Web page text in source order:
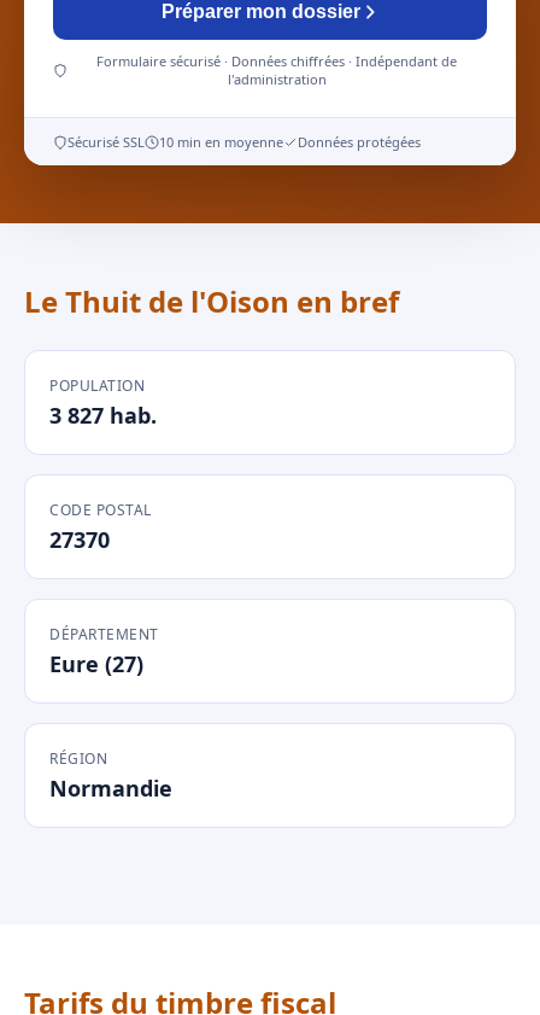
Préparer mon dossier
Formulaire sécurisé · Données chiffrées · Indépendant de
l'administration
Sécurisé SSL 10 min en moyenne Données protégées
Le Thuit de l'Oison en bref
POPULATION
3 827 hab.
CODE POSTAL
27370
DÉPARTEMENT
Eure (27)
RÉGION
Normandie
Tarifs du timbre fiscal